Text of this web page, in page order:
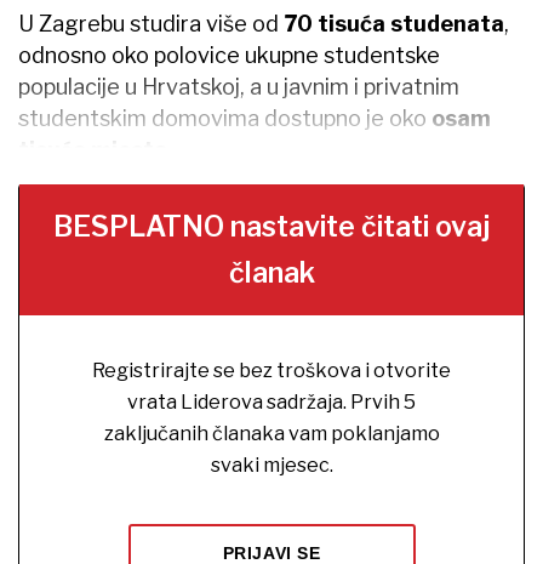
U Zagrebu studira više od 70 tisuća studenata,
odnosno oko polovice ukupne studentske
populacije u Hrvatskoj, a u javnim i privatnim
studentskim domovima dostupno je oko osam
BESPLATNO nastavite čitati ovaj
članak
Registrirajte se bez troškova i otvorite
vrata Liderova sadržaja. Prvih 5
zaključanih članaka vam poklanjamo
svaki mjesec.
PRIJAVI SE